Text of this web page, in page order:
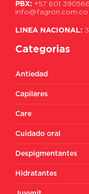
PBX: +57 601
info@fagron.com.co
LINEA NACIONAL:
Categorias
Antiedad
Capilares
Care
Cuidado oral
Despigmentantes
Hidratantes